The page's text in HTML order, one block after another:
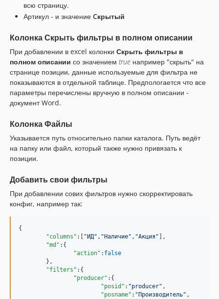
всю страницу.
Артикул - и значение Cкрытый
Колонка Скрыть фильтры в полном описании
При добавлении в excel колонки Скрыть фильтры в
полном описании со значением true например "скрыть" на
странице позиции, данные используемые для фильтра не
показываются в отдельной таблице. Предпологается что все
параметры перечислены вручную в полном описании -
документ Word.
Колонка Файлы
Указывается путь относительно папки каталога. Путь ведёт
на папку или файл, который также нужно привязать к
позиции.
Добавить свои фильтры
При добавлении сових фильтров нужно скорректировать
конфиг, например так:
{
"columns" :[ " ИД" , " Наличие" , "Акция " ],
"md" :{
"action" : false
"filters" :{
"producer" :{
"posid" : "producer" ,
"posname" : " Производитель" ,